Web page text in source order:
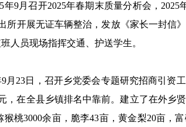
9月召开2025年春期末质量分析会，
所开展无证车辆整治，发放《家长一封信
人员现场指挥交通、护送学生。
月23日，召开乡党委会专题研究招商引资
，在全县乡镇排名中靠前。建立了在外乡
桃3000余亩，脆李43亩，黄金梨20亩，